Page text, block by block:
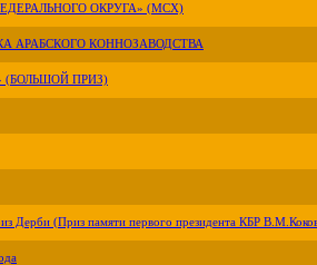
ОКРУГА» (МСХ)
АРАБСКОГО КОННОЗАВОДСТВА
(БОЛЬШОЙ ПРИЗ)
Дерби (Приз памяти первого президента КБР